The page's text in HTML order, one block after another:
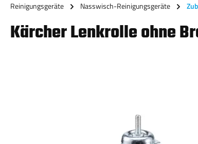
Reinigungsgeräte Nasswisch-Reinigungsgeräte
Kärcher Lenkrolle ohne